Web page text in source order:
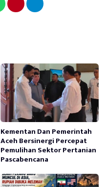
Kementan Dan Pemerintah
Aceh Bersinergi Percepat
Pemulihan Sektor Pertanian
Pascabencana